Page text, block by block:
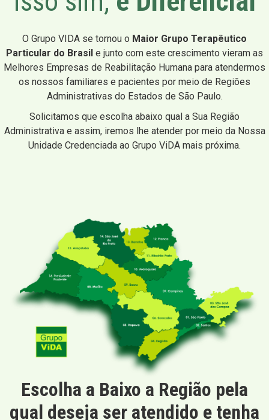
O Grupo VIDA se tornou o Maior Grupo Terapêutico
Particular do Brasil e junto com este crescimento vieram as
Melhores Empresas de Reabilitação Humana para atendermos
os nossos familiares e pacientes por meio de Regiões
Administrativas do Estados de São Paulo.
Solicitamos que escolha abaixo qual a Sua Região
Administrativa e assim, iremos lhe atender por meio da Nossa
Unidade Credenciada ao Grupo ViDA mais próxima.
Escolha a Baixo a Região pela
qual deseja ser atendido e tenha